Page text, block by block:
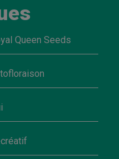
Queen Seeds